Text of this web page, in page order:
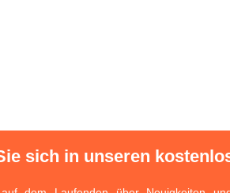
sich in unseren